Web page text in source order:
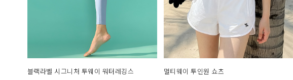
블랙라벨 시그니처 투웨이 워터레깅스 멀티웨이 투인원 쇼츠